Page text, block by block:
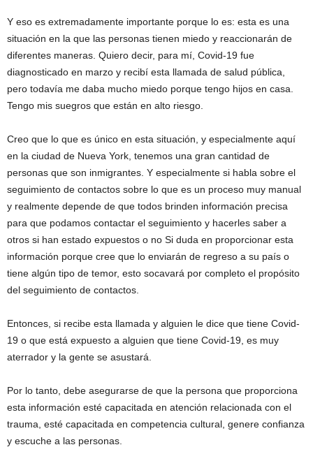
Y eso es extremadamente importante porque lo es: esta es una
situación en la que las personas tienen miedo y reaccionarán de
diferentes maneras. Quiero decir, para mí, Covid-19 fue
diagnosticado en marzo y recibí esta llamada de salud pública,
pero todavía me daba mucho miedo porque tengo hijos en casa.
Tengo mis suegros que están en alto riesgo.
Creo que lo que es único en esta situación, y especialmente aquí
en la ciudad de Nueva York, tenemos una gran cantidad de
personas que son inmigrantes. Y especialmente si habla sobre el
seguimiento de contactos sobre lo que es un proceso muy manual
y realmente depende de que todos brinden información precisa
para que podamos contactar el seguimiento y hacerles saber a
otros si han estado expuestos o no Si duda en proporcionar esta
información porque cree que lo enviarán de regreso a su país o
tiene algún tipo de temor, esto socavará por completo el propósito
del seguimiento de contactos.
Entonces, si recibe esta llamada y alguien le dice que tiene Covid-
19 o que está expuesto a alguien que tiene Covid-19, es muy
aterrador y la gente se asustará.
Por lo tanto, debe asegurarse de que la persona que proporciona
esta información esté capacitada en atención relacionada con el
trauma, esté capacitada en competencia cultural, genere confianza
y escuche a las personas.